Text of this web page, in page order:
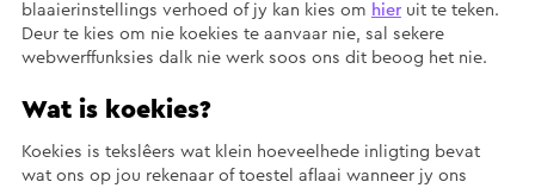
blaaierinstellings verhoed of jy kan kies om hieruit te teken.
Deur te kies om nie koekies te aanvaar nie, sal sekere
webwerffunksies dalk nie werk soos ons dit beoog het nie.
Wat is koekies?
Koekies is tekslêers wat klein hoeveelhede inligting bevat
wat ons op jou rekenaar of toestel aflaai wanneer jy ons